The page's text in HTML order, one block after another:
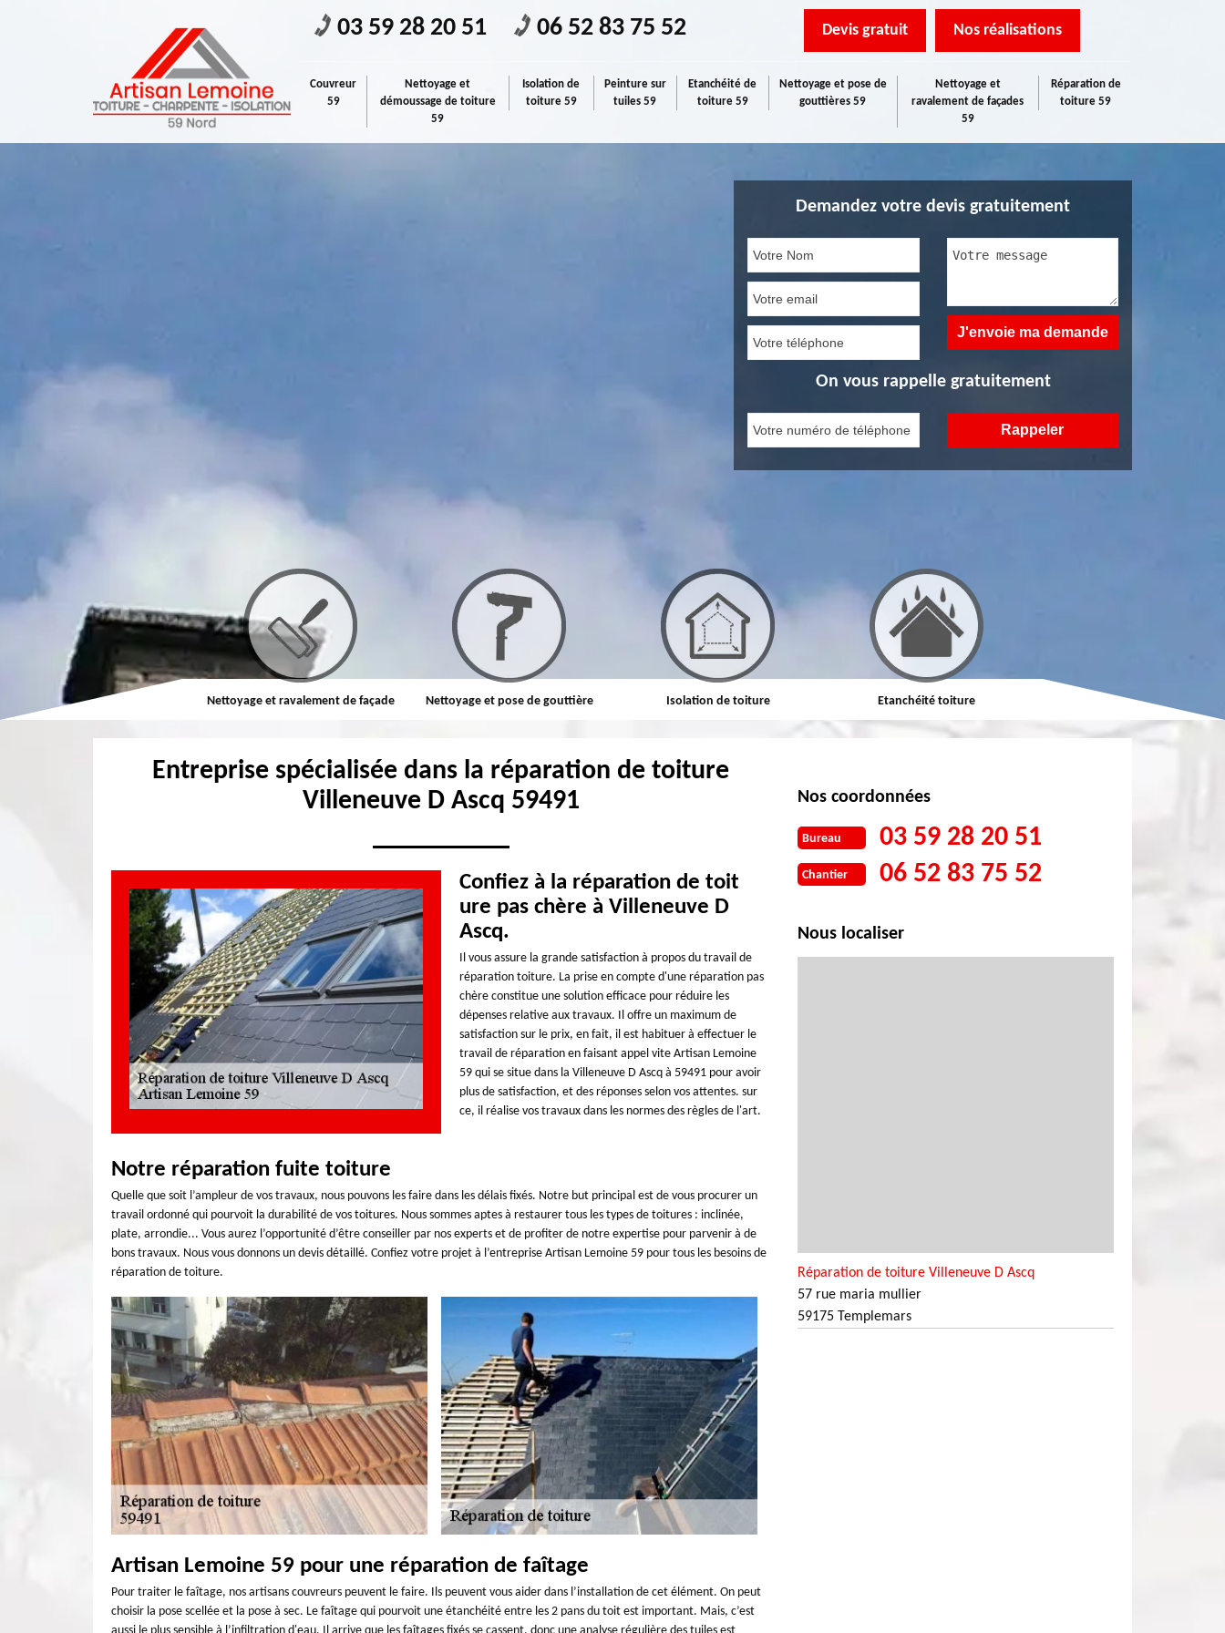
03 59 28 20 51 06 52 83 75 52 Devis gratuit Nos réalisations
Couvreur
59
Nettoyage et
démoussage de toiture
59
Isolation de
toiture 59
Peinture sur
tuiles 59
Etanchéité de
toiture 59
Nettoyage et pose de
gouttières 59
Nettoyage et
ravalement de façades
59
Réparation de
toiture 59
Demandez votre devis gratuitement
On vous rappelle gratuitement
Couvreur Nettoyage et ravalement de façade Nettoyage et pose de gouttière Isolation de toiture Etanchéité toiture Réparation de toiture
Entreprise spécialisée dans la réparation de toiture
Villeneuve D Ascq 59491
Confiez à la réparation de toit
ure pas chère à Villeneuve D
Ascq.
Il vous assure la grande satisfaction à propos du travail de
réparation toiture. La prise en compte d'une réparation pas
chère constitue une solution efficace pour réduire les
dépenses relative aux travaux. Il offre un maximum de
satisfaction sur le prix, en fait, il est habituer à effectuer le
travail de réparation en faisant appel vite Artisan Lemoine
59 qui se situe dans la Villeneuve D Ascq à 59491 pour avoir
plus de satisfaction, et des réponses selon vos attentes. sur
ce, il réalise vos travaux dans les normes des règles de l'art.
Notre réparation fuite toiture
Quelle que soit l’ampleur de vos travaux, nous pouvons les faire dans les délais fixés. Notre but principal est de vous procurer un
travail ordonné qui pourvoit la durabilité de vos toitures. Nous sommes aptes à restaurer tous les types de toitures : inclinée,
plate, arrondie... Vous aurez l’opportunité d’être conseiller par nos experts et de profiter de notre expertise pour parvenir à de
bons travaux. Nous vous donnons un devis détaillé. Confiez votre projet à l’entreprise Artisan Lemoine 59 pour tous les besoins de
réparation de toiture.
Artisan Lemoine 59 pour une réparation de faîtage
Pour traiter le faîtage, nos artisans couvreurs peuvent le faire. Ils peuvent vous aider dans l’installation de cet élément. On peut
choisir la pose scellée et la pose à sec. Le faîtage qui pourvoit une étanchéité entre les 2 pans du toit est important. Mais, c’est
Nos coordonnées
Bureau 03 59 28 20 51
Chantier 06 52 83 75 52
Nous localiser
Réparation de toiture Villeneuve D Ascq
57 rue maria mullier
59175 Templemars